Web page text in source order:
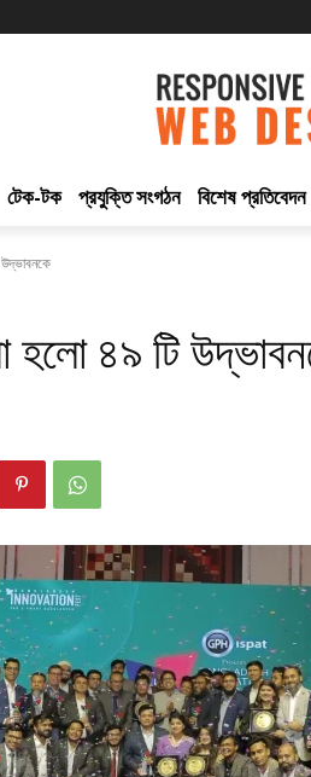
টেক-টক প্রযুক্তি সংগঠন বিশেষ প্রতিবেদন
হলো ৪৯ টি